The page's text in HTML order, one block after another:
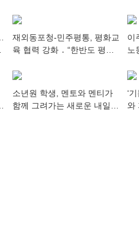
재외동포청-민주평통, 평화교
육 협력 강화 ․ “한반도 평화,
다”
이
노
소년원 학생, 멘토와 멘티가
함께 그려가는 새로운 내일
‘
와